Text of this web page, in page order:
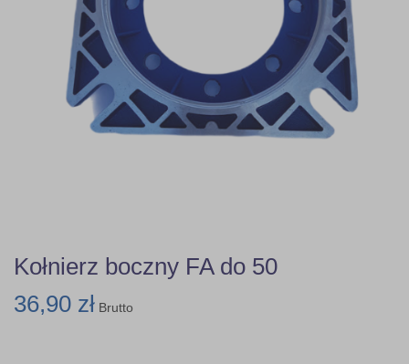
Kołnierz boczny FA do 50
36,90 zł Brutto